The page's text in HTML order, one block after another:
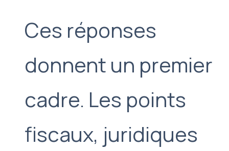
Ces réponses
donnent un premier
cadre. Les points
fiscaux, juridiques